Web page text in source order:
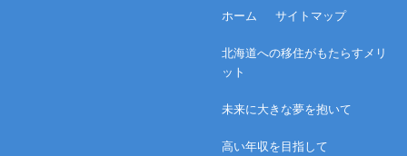
Skip to content
ホーム サイトマップ
北海道への移住がもたらすメリ
ット
未来に大きな夢を抱いて
高い年収を目指して